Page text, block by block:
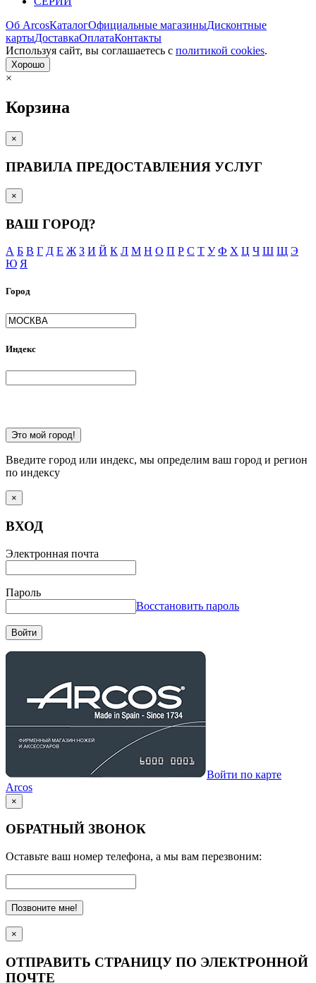
Об ArcosКаталогОфициальные магазиныДисконтные
картыДоставкаОплатаКонтакты
Используя сайт, вы согла­шаетесь с политикой cookies.
Хорошо
×
Корзина
×
ПРАВИЛА ПРЕДОСТАВЛЕНИЯ УСЛУГ
×
ВАШ ГОРОД?
А Б В Г Д Е Ж З И Й К Л М Н О П Р С Т У Ф Х Ц Ч Ш Щ Э
Ю Я
Город
Индекс
Это мой город!
Введите город или индекс, мы определим ваш город и регион
по индексу
×
ВХОД
Электронная почта
Пароль
Восстановить пароль
Войти
Войти по карте
Arcos
×
ОБРАТНЫЙ ЗВОНОК
Оставьте ваш номер телефона, а мы вам перезвоним:
Позвоните мне!
×
ОТПРАВИТЬ СТРАНИЦУ ПО ЭЛЕКТРОННОЙ
ПОЧТЕ